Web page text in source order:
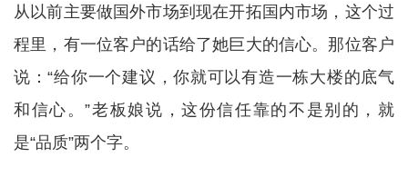
从以前主要做国外市场到现在开拓国内市场，这个过
程里，有一位客户的话给了她巨大的信心。那位客户
说：“给你一个建议，你就可以有造一栋大楼的底气
和信心。”老板娘说，这份信任靠的不是别的，就
是“品质”两个字。